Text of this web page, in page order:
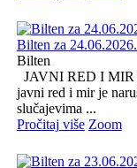
Bilten za
Bilten
JAVNI RED I MIR
javni red i mir je
slučajevima ...
Pročitaj više Zoom